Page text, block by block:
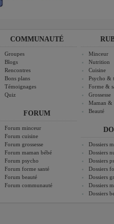
COMMUNAUTÉ
Groupes
Blogs
Rencontres
Bons plans
Témoignages
Quiz
FORUM
Forum minceur
Forum cuisine
Forum grossesse
Forum maman bébé
Forum psycho
Forum forme santé
Forum beauté
Forum communauté
Minceur
Nutrition
Cuisine
Psycho &
Forme &
Grossesse
Maman &
Beauté
Dossiers
Dossiers
Dossiers
Dossiers
Dossiers
Dossiers
Dossiers